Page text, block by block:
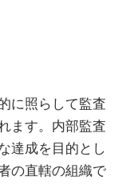
に照らして監査
ます。内部監査
達成を目的とし
の直轄の組織で